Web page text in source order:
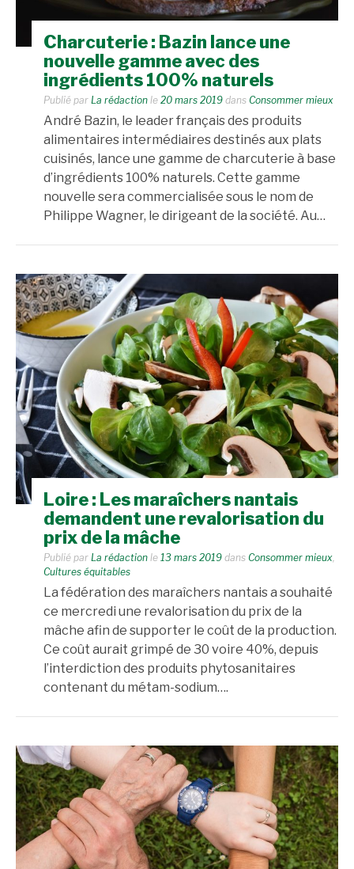
Charcuterie : Bazin lance une
nouvelle gamme avec des
ingrédients 100% naturels
Publié par La rédaction le 20 mars 2019 dans Consommer mieux
André Bazin, le leader français des produits
alimentaires intermédiaires destinés aux plats
cuisinés, lance une gamme de charcuterie à base
d’ingrédients 100% naturels. Cette gamme
nouvelle sera commercialisée sous le nom de
Philippe Wagner, le dirigeant de la société. Au…
Loire : Les maraîchers nantais
demandent une revalorisation du
prix de la mâche
Publié par La rédaction le 13 mars 2019 dans Consommer mieux,
Cultures équitables
La fédération des maraîchers nantais a souhaité
ce mercredi une revalorisation du prix de la
mâche afin de supporter le coût de la production.
Ce coût aurait grimpé de 30 voire 40%, depuis
l’interdiction des produits phytosanitaires
contenant du métam-sodium….